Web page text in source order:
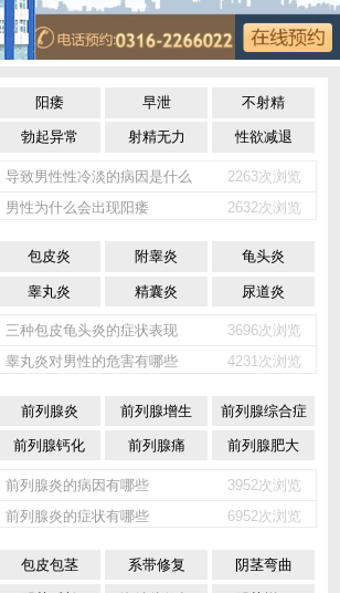
阳痿 早泄 不射精
勃起异常 射精无力 性欲减退
导致男性性冷淡的病因是什么
2263次浏览
男性为什么会出现阳痿
2632次浏览
包皮炎 附睾炎 龟头炎
睾丸炎 精囊炎 尿道炎
三种包皮龟头炎的症状表现
3696次浏览
睾丸炎对男性的危害有哪些
4231次浏览
前列腺炎 前列腺增生 前列腺综合症
前列腺钙化 前列腺痛 前列腺肥大
前列腺炎的病因有哪些
3952次浏览
前列腺炎的症状有哪些
6952次浏览
包皮包茎 系带修复 阴茎弯曲